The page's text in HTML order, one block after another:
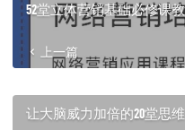
52堂立体营销基础必修课
上一篇
让大脑威力加倍的20堂思